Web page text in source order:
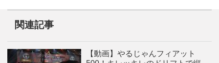
関連記事
【動画】やるじゃんフィアット